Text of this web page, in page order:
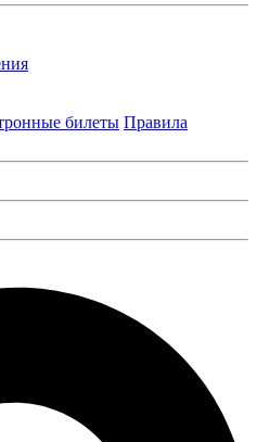
билеты Правила